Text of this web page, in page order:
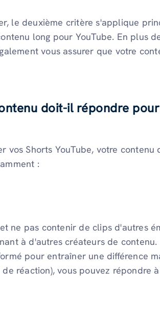
le deuxième critère s'applique
long pour YouTube. En plus
vous assurer que votre
doit-il répondre
vos Shorts YouTube, votre contenu
:
ne pas contenir de clips d'autres
à d'autres créateurs de
pour entraîner une différence
réaction), vous pouvez répondre